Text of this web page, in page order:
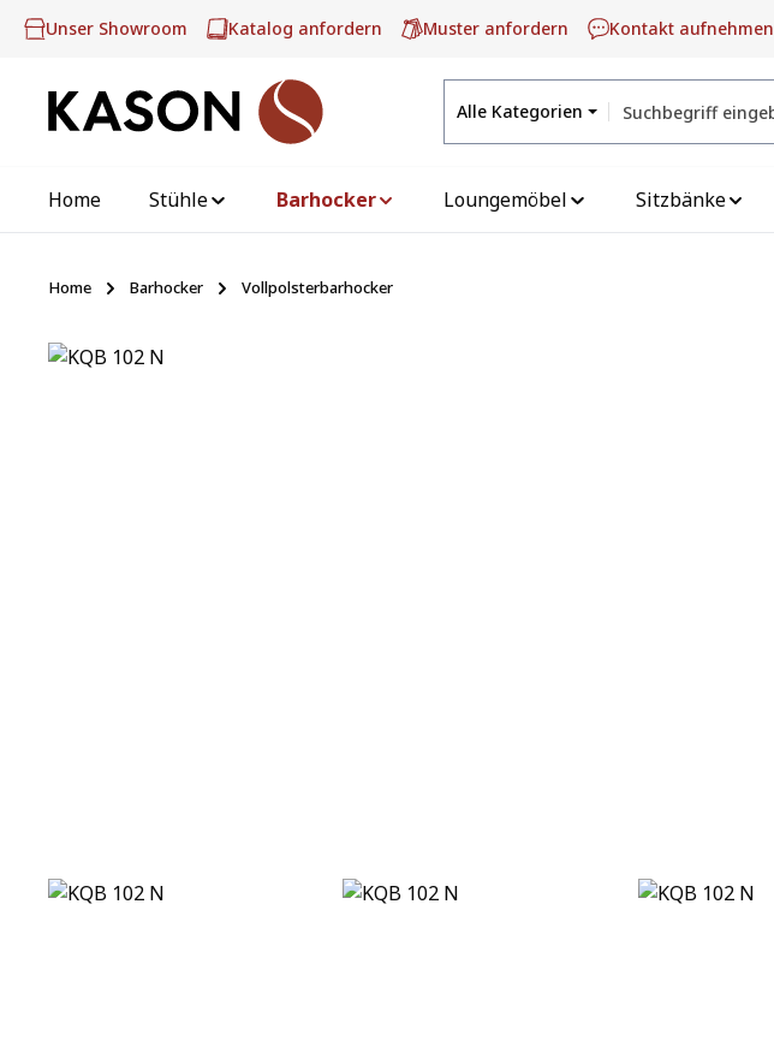
Hauptinhalt springen
Zur Suche springen
Zur Hauptnavigation springen
Unser Showroom Katalog anfordern Muster anfordern Kontakt aufnehmen
Alle Kategorien
Home Stühle Barhocker Loungemöbel Sitzbänke
Home Barhocker Vollpolsterbarhocker
Bildergalerie überspringen